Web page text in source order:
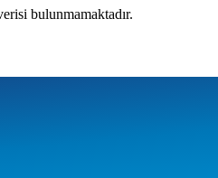
bulunmamaktadır.